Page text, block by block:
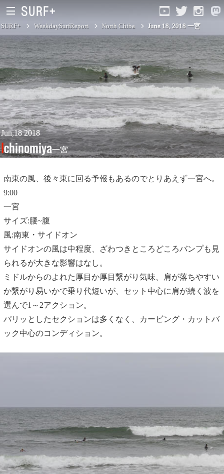
South Ibaraki
North Chiba
South Chiba
Unusually
Video Logs
SURF+ WeekdaySurfReport North Chiba June 18, 2018 一宮
Jun,18 2018
Ichinomiya一宮
南東の風、後々東に回る予報もあるのでとりあえず一宮へ。
9:00
一宮
サイズ:腰~腹
風:南東・サイドオン
サイドオンの風は中程度、ざわつきところどころバンプも見
られるが大きな影響はなし。
ミドルからのよれた厚目か厚目繋がり気味、肩が落ちやすい
か繋がり易いかで乗り代短いが、セット中心に肩が続く波を
選んで1～2アクション。
パリッとしたセクションは多くなく、カービング・カットバ
ック中心のコンディション。